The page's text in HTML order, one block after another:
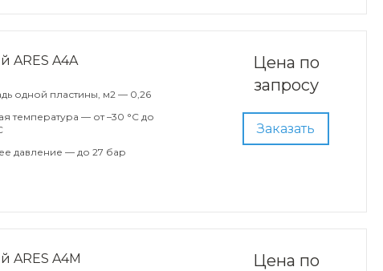
Цена по
запросу
Заказать
ARES A4A
одной пластины, м2 — 0,26
температура — от –30 °С до
давление — до 27 бар
Цена по
ARES A4M